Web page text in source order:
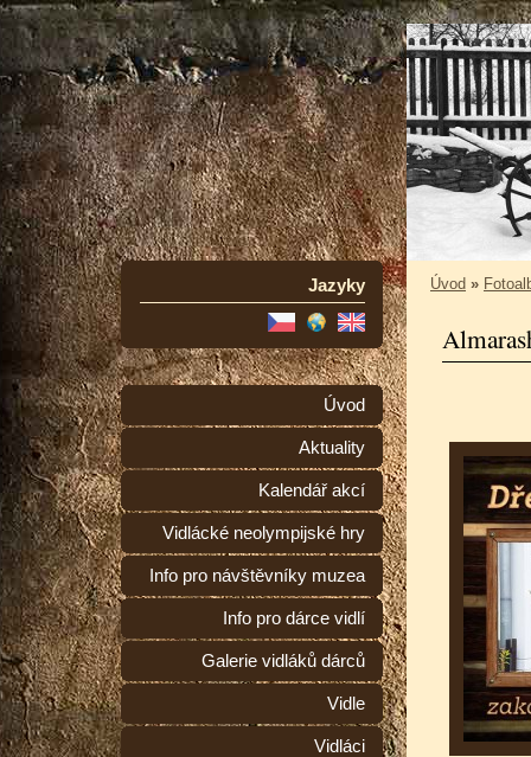
Jazyky
Úvod
Aktuality
Kalendář akcí
Vidlácké neolympijské hry
Info pro návštěvníky muzea
Info pro dárce vidlí
Galerie vidláků dárců
Vidle
Vidláci
Úvod »